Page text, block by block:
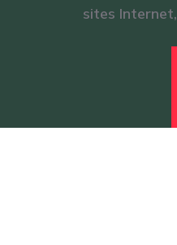
sites Internet,